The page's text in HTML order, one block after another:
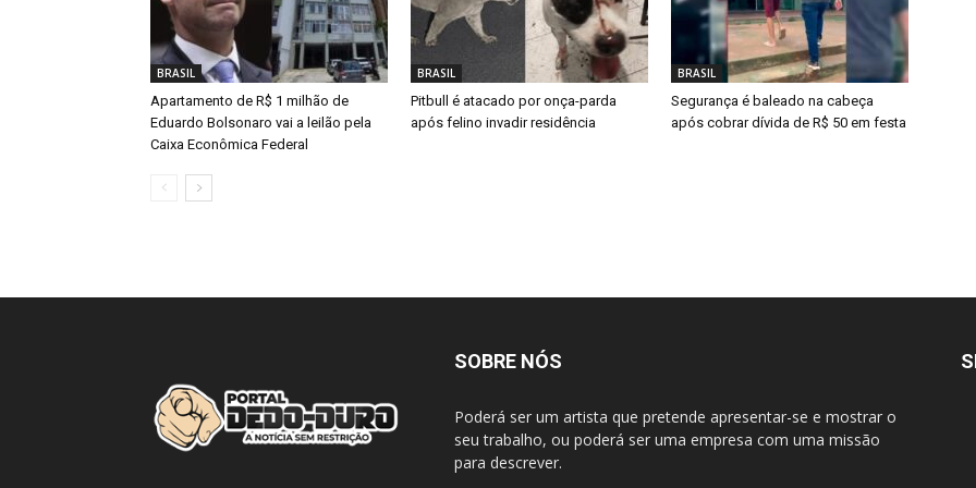
BRASIL
Apartamento de R$ 1 milhão de
Eduardo Bolsonaro vai a leilão pela
Caixa Econômica Federal
BRASIL
Pitbull é atacado por onça-parda
após felino invadir residência
BRASIL
Segurança é baleado na cabeça
após cobrar dívida de R$ 50 em festa
SOBRE NÓS
Poderá ser um artista que pretende apresentar-se e mostrar o
seu trabalho, ou poderá ser uma empresa com uma missão
para descrever.